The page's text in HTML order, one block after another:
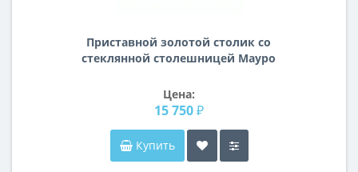
Приставной золотой столик со
стеклянной столешницей Мауро
Цена:
15 750 ₽
Купить